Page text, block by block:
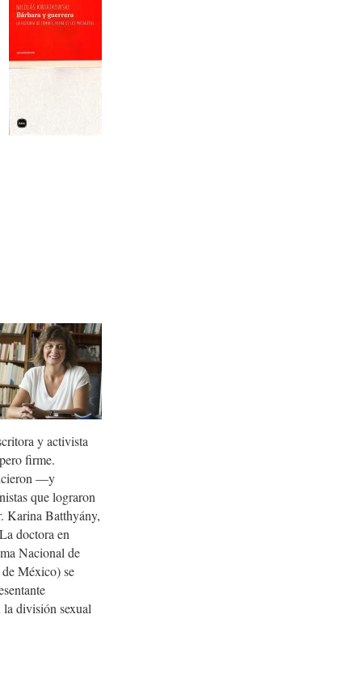
y activista
firme.
—y
que lograron
Karina Batthyány,
doctora en
Nacional de
México) se
la división sexual